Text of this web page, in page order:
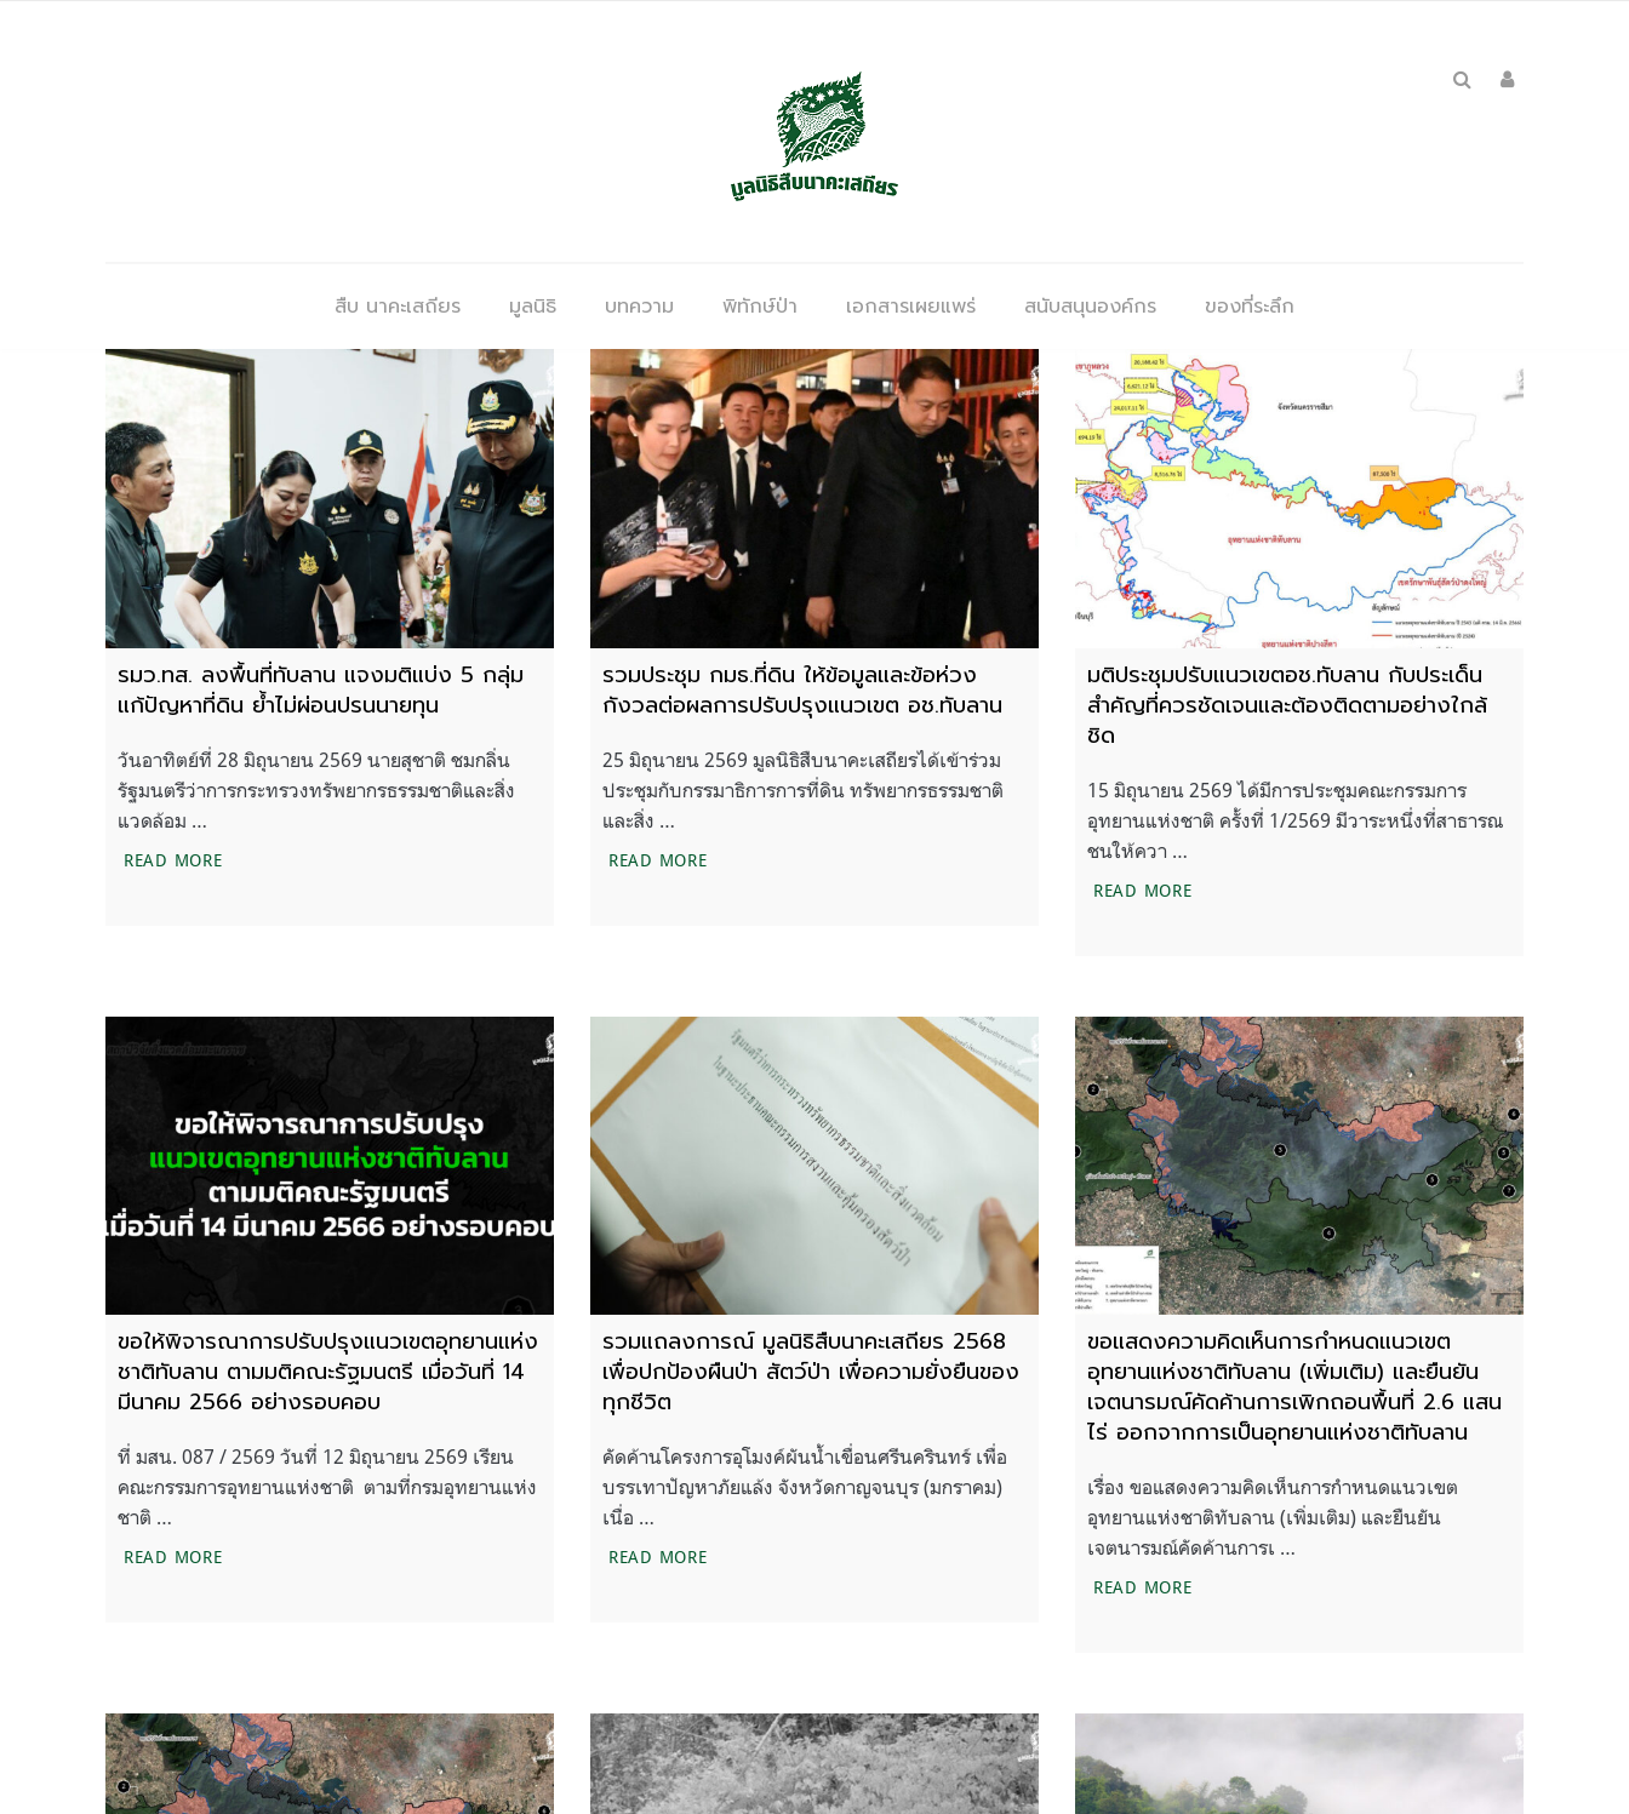
สืบ นาคะเสถียร มูลนิธิ บทความ พิทักษ์ป่า เอกสารเผยแพร่ สนับสนุนองค์กร ของที่ระลึก
รมว.ทส. ลงพื้นที่ทับลาน แจงมติแบ่ง 5 กลุ่ม
แก้ปัญหาที่ดิน ย้ำไม่ผ่อนปรนนายทุน
วันอาทิตย์ที่ 28 มิถุนายน 2569 นายสุชาติ ชมกลิ่น
รัฐมนตรีว่าการกระทรวงทรัพยากรธรรมชาติและสิ่ง
แวดล้อม …
READ MOREรมว.ทส. ลงพื้นที่ทับลาน แจงมติแบ่ง 5 กลุ่มแก้ปัญหาที่ดิน ย้ำไม่ผ่อนปรนนายทุน
รวมประชุม กมธ.ที่ดิน ให้ข้อมูลและข้อห่วง
กังวลต่อผลการปรับปรุงแนวเขต อช.ทับลาน
25 มิถุนายน 2569 มูลนิธิสืบนาคะเสถียรได้เข้าร่วม
ประชุมกับกรรมาธิการการที่ดิน ทรัพยากรธรรมชาติ
และสิ่ง …
READ MOREรวมประชุม กมธ.ที่ดิน ให้ข้อมูลและข้อห่วงกังวลต่อผลการปรับปรุงแนวเขต อช.ทับลาน
มติประชุมปรับแนวเขตอช.ทับลาน กับประเด็น
สำคัญที่ควรชัดเจนและต้องติดตามอย่างใกล้
ชิด
15 มิถุนายน 2569 ได้มีการประชุมคณะกรรมการ
อุทยานแห่งชาติ ครั้งที่ 1/2569 มีวาระหนึ่งที่สาธารณ
ชนให้ควา …
READ MOREมติประชุมปรับแนวเขตอช.ทับลาน กับประเด็นสำคัญที่ควร
ขอให้พิจารณาการปรับปรุงแนวเขตอุทยานแห่ง
ชาติทับลาน ตามมติคณะรัฐมนตรี เมื่อวันที่ 14
มีนาคม 2566 อย่างรอบคอบ
ที่ มสน. 087 / 2569 วันที่ 12 มิถุนายน 2569 เรียน
คณะกรรมการอุทยานแห่งชาติ ตามที่กรมอุทยานแห่ง
ชาติ …
READ MOREขอให้พิจารณาการปรับปรุงแนวเขตอุทยานแห่งชาติทับลาน ตามมติคณะรัฐมนตรี เมื่อวันที่ 14 มีนาคม 2566 อย่างรอบคอบ
รวมแถลงการณ์ มูลนิธิสืบนาคะเสถียร 2568
เพื่อปกป้องผืนป่า สัตว์ป่า เพื่อความยั่งยืนของ
ทุกชีวิต
คัดค้านโครงการอุโมงค์ผันน้ำเขื่อนศรีนครินทร์ เพื่อ
บรรเทาปัญหาภัยแล้ง จังหวัดกาญจนบุร (มกราคม)
เนื่อ …
READ MOREรวมแถลงการณ์ มูลนิธิสืบนาคะเสถียร 2568 เพื่อปกป้องผืนป่า สัตว์ป่า เพื่อความยั่งยืนของทุกชีวิต
ขอแสดงความคิดเห็นการกำหนดแนวเขต
อุทยานแห่งชาติทับลาน (เพิ่มเติม) และยืนยัน
เจตนารมณ์คัดค้านการเพิกถอนพื้นที่ 2.6 แสน
ไร่ ออกจากการเป็นอุทยานแห่งชาติทับลาน
เรื่อง ขอแสดงความคิดเห็นการกำหนดแนวเขต
อุทยานแห่งชาติทับลาน (เพิ่มเติม) และยืนยัน
เจตนารมณ์คัดค้านการเ …
READ MOREขอแสดงความคิดเห็นการกำหนดแนวเขตอุทยานแห่งชา